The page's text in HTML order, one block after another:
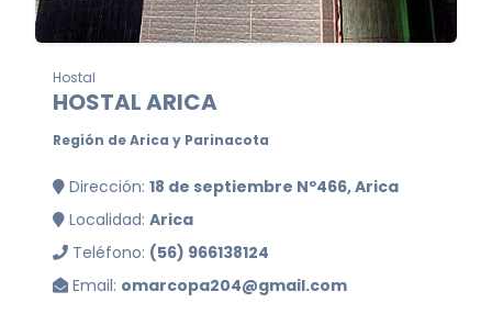
Hostal
HOSTAL ARICA
Región de Arica y Parinacota
Dirección: 18 de septiembre Nº466, Arica
Localidad: Arica
Teléfono: (56) 966138124
Email: omarcopa204@gmail.com